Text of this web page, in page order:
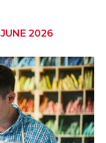
JUNE 2026